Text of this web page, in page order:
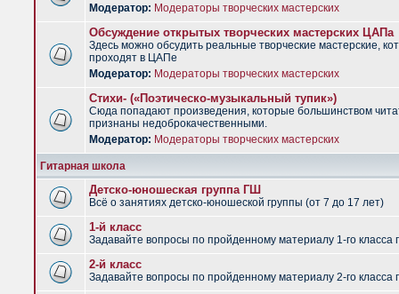
Модератор: Модераторы творческих мастерских
Обсуждение открытых творческих мастерских ЦАПа
Здесь можно обсудить реальные творческие мастерские,
проходят в ЦАПе
Модератор: Модераторы творческих мастерских
Стихи- («Поэтическо-музыкальный тупик»)
Сюда попадают произведения, которые большинством
признаны недоброкачественными.
Модератор: Модераторы творческих мастерских
Гитарная школа
Детско-юношеская группа ГШ
Всё о занятиях детско-юношеской группы (от 7 до 17 лет)
1-й класс
Задавайте вопросы по пройденному материалу 1-го класса
2-й класс
Задавайте вопросы по пройденному материалу 2-го класса